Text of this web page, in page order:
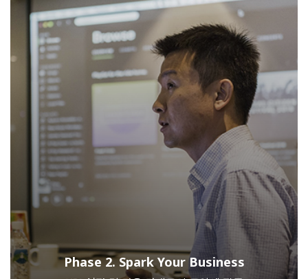
Phase 2. Spark Your Business